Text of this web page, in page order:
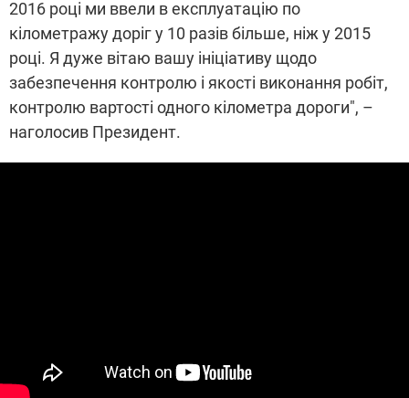
2016 році ми ввели в експлуатацію по
кілометражу доріг у 10 разів більше, ніж у 2015
році. Я дуже вітаю вашу ініціативу щодо
забезпечення контролю і якості виконання робіт,
контролю вартості одного кілометра дороги", –
наголосив Президент.